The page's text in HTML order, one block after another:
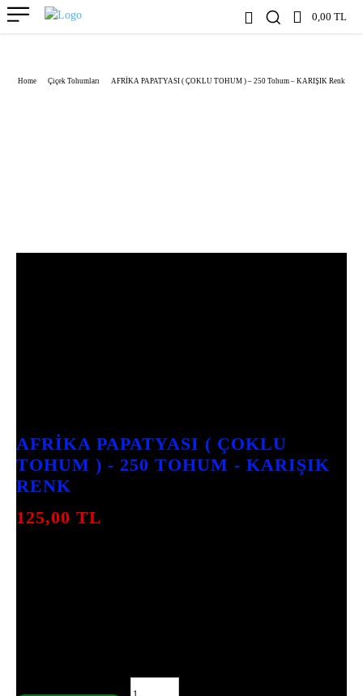
0,00 TL
Home Çiçek Tohumları AFRİKA PAPATYASI ( ÇOKLU TOHUM ) – 250 Tohum – KARIŞIK Renk
AFRİKA PAPATYASI ( ÇOKLU
TOHUM ) - 250 TOHUM - KARIŞIK
RENK
125,00 TL